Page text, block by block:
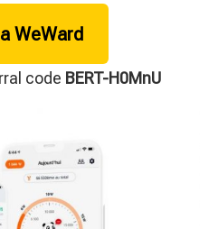
WeWard
code BERT-H0MnU